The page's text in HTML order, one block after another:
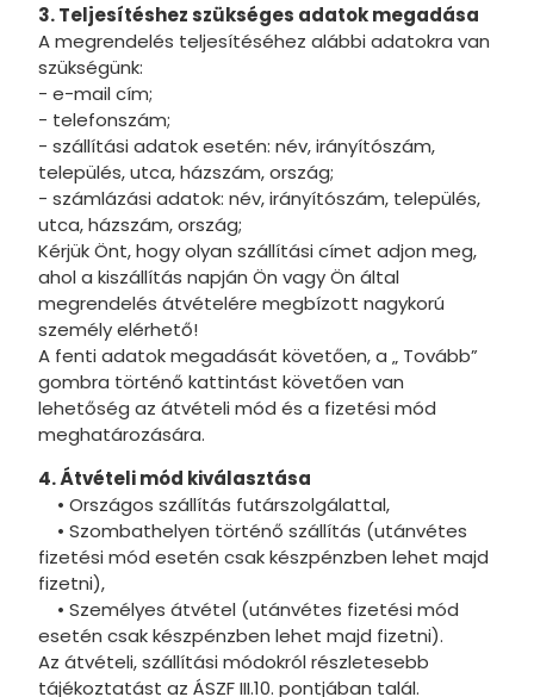
3. Teljesítéshez szükséges adatok megadása
A megrendelés teljesítéséhez alábbi adatokra van
szükségünk:
- e-mail cím;
- telefonszám;
- szállítási adatok esetén: név, irányítószám,
település, utca, házszám, ország;
- számlázási adatok: név, irányítószám, település,
utca, házszám, ország;
Kérjük Önt, hogy olyan szállítási címet adjon meg,
ahol a kiszállítás napján Ön vagy Ön által
megrendelés átvételére megbízott nagykorú
személy elérhető!
A fenti adatok megadását követően, a „ Tovább”
gombra történő kattintást követően van
lehetőség az átvételi mód és a fizetési mód
meghatározására.
4. Átvételi mód kiválasztása
• Országos szállítás futárszolgálattal,
• Szombathelyen történő szállítás (utánvétes
fizetési mód esetén csak készpénzben lehet majd
fizetni),
• Személyes átvétel (utánvétes fizetési mód
esetén csak készpénzben lehet majd fizetni).
Az átvételi, szállítási módokról részletesebb
tájékoztatást az ÁSZF III.10. pontjában talál.